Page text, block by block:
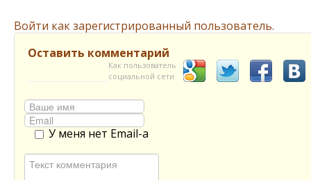
Войти как зарегистрированный пользователь.
Оставить комментарий
Как пользователь
социальной сети
У меня нет Email-а